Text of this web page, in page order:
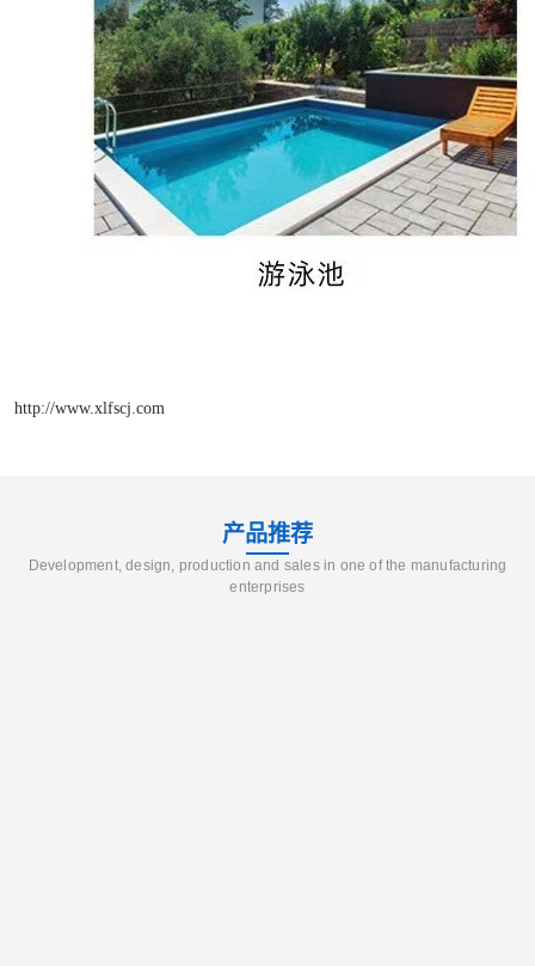
http://www.xlfscj.com
产品推荐
Development, design, production and sales in one of the manufacturing
enterprises